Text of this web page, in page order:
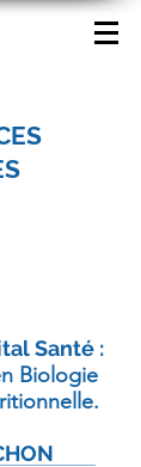
Santé :
Biologie